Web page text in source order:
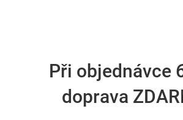
Při objednávce
doprava